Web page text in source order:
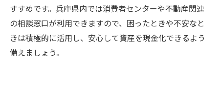
すすめです。兵庫県内では消費者センターや不動産関連
の相談窓口が利用できますので、困ったときや不安なと
きは積極的に活用し、安心して資産を現金化できるよう
備えましょう。